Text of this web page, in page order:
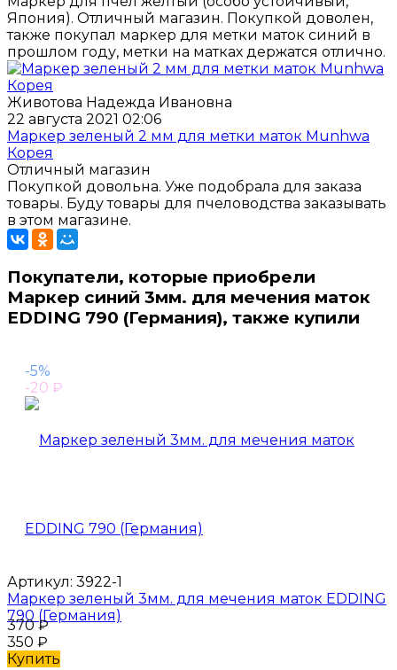
Япония). Отличный магазин. Покупкой доволен,
также покупал маркер для метки маток синий в
прошлом году, метки на матках держатся отлично.
Животова Надежда Ивановна
22 августа 2021 02:06
Маркер зеленый 2 мм для метки маток Munhwa
Корея
Отличный магазин
Покупкой довольна. Уже подобрала для заказа
товары. Буду товары для пчеловодства заказывать
в этом магазине.
Покупатели, которые приобрели
Маркер синий 3мм. для мечения маток
EDDING 790 (Германия), также купили
-5%
-20 ₽
Артикул: 3922-1
Маркер зеленый 3мм. для мечения маток EDDING
790 (Германия)
370₽
350 ₽
Купить